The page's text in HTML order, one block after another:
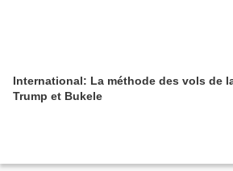
International: La méthode des vols de
Trump et Bukele